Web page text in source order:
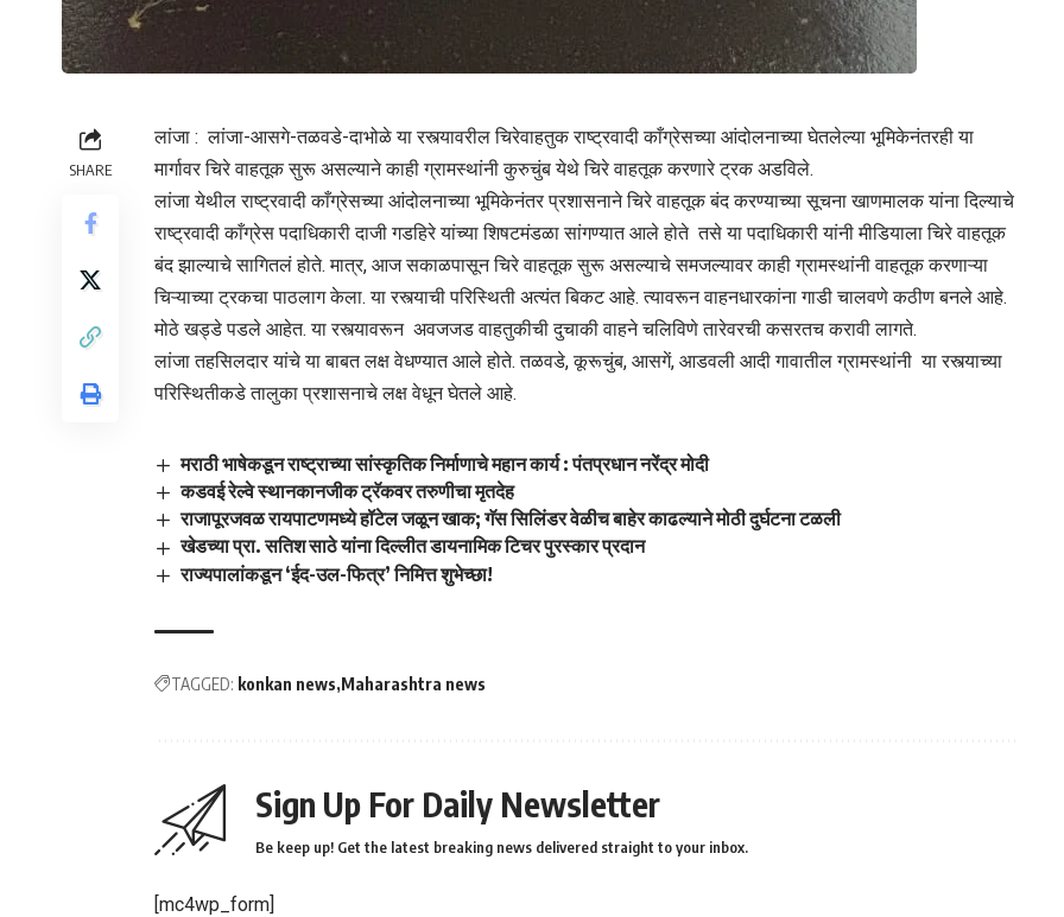
SHARE
लांजा : लांजा-आसगे-तळवडे-दाभोळे या रस्त्यावरील चिरेवाहतुक राष्ट्रवादी काँग्रेसच्या आंदोलनाच्या घेतलेल्या भूमिकेनंतरही या
मार्गावर चिरे वाहतूक सुरू असल्याने काही ग्रामस्थांनी कुरुचुंब येथे चिरे वाहतूक करणारे ट्रक अडविले.
लांजा येथील राष्ट्रवादी काँग्रेसच्या आंदोलनाच्या भूमिकेनंतर प्रशासनाने चिरे वाहतूक बंद करण्याच्या सूचना खाणमालक यांना दिल्याचे
राष्ट्रवादी काँग्रेस पदाधिकारी दाजी गडहिरे यांच्या शिषटमंडळा सांगण्यात आले होते तसे या पदाधिकारी यांनी मीडियाला चिरे वाहतूक
बंद झाल्याचे सागितलं होते. मात्र, आज सकाळपासून चिरे वाहतूक सुरू असल्याचे समजल्यावर काही ग्रामस्थांनी वाहतूक करणाऱ्या
चिऱ्याच्या ट्रकचा पाठलाग केला. या रस्त्याची परिस्थिती अत्यंत बिकट आहे. त्यावरून वाहनधारकांना गाडी चालवणे कठीण बनले आहे.
मोठे खड्डे पडले आहेत. या रस्त्यावरून अवजजड वाहतुकीची दुचाकी वाहने चलिविणे तारेवरची कसरतच करावी लागते.
लांजा तहसिलदार यांचे या बाबत लक्ष वेधण्यात आले होते. तळवडे, कूरूचुंब, आसगें, आडवली आदी गावातील ग्रामस्थांनी या रस्त्याच्या
परिस्थितीकडे तालुका प्रशासनाचे लक्ष वेधून घेतले आहे.
मराठी भाषेकडून राष्ट्राच्या सांस्कृतिक निर्माणाचे महान कार्य : पंतप्रधान नरेंद्र मोदी
कडवई रेल्वे स्थानकानजीक ट्रॅकवर तरुणीचा मृतदेह
राजापूरजवळ रायपाटणमध्ये हॉटेल जळून खाक; गॅस सिलिंडर वेळीच बाहेर काढल्याने मोठी दुर्घटना टळली
खेडच्या प्रा. सतिश साठे यांना दिल्लीत डायनामिक टिचर पुरस्कार प्रदान
राज्यपालांकडून ‘ईद-उल-फित्र’ निमित्त शुभेच्छा!
TAGGED: konkan news Maharashtra news
Sign Up For Daily Newsletter
Be keep up! Get the latest breaking news delivered straight to your inbox.
[mc4wp_form]